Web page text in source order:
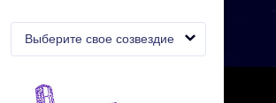
Выберите свое созвездие